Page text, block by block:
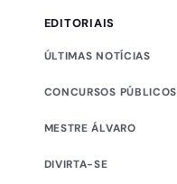
EDITORIAIS
ÚLTIMAS NOTÍCIAS
CONCURSOS PÚBLICOS
MESTRE ÁLVARO
DIVIRTA-SE